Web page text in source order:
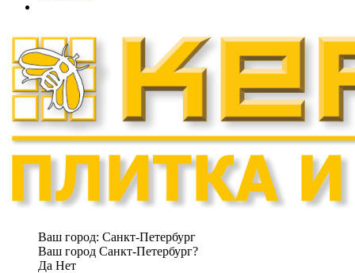
Ваш город: Санкт-Петербург
Ваш город Санкт-Петербург?
Да Нет